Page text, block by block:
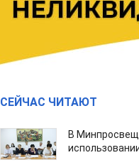
СЕЙЧАС ЧИТАЮТ
В